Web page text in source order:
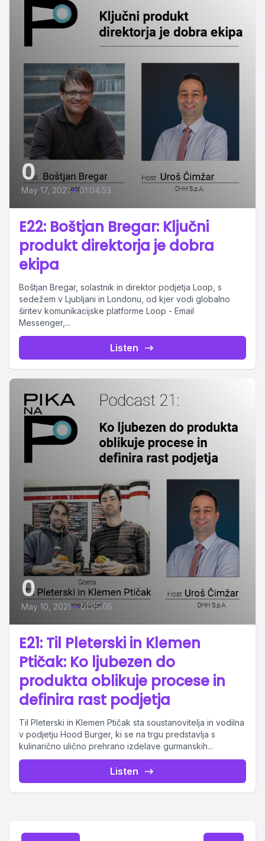
0
May 17, 2021 • 01:04:53
E22: Boštjan Bregar: Ključni
produkt direktorja je dobra
ekipa
Boštjan Bregar, solastnik in direktor podjetja Loop, s
sedežem v Ljubljani in Londonu, od kjer vodi globalno
širitev komunikacijske platforme Loop - Email
Messenger,...
Listen
0
May 10, 2021 • 01:05:05
E21: Til Pleterski in Klemen
Ptičak: Ko ljubezen do
produkta oblikuje procese in
definira rast podjetja
Til Pleterski in Klemen Ptičak sta soustanovitelja in vodilna
v podjetju Hood Burger, ki se na trgu predstavlja s
kulinarično ulično prehrano izdelave gurmanskih...
Listen